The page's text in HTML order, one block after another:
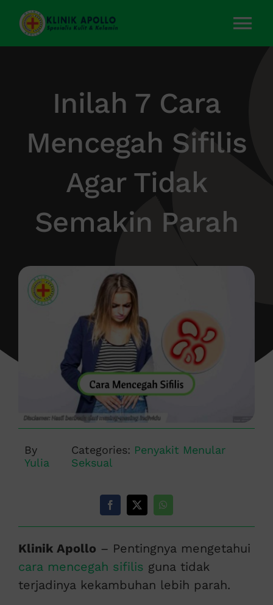
Skip
content
Layanan Kami
Tentang Kami
Kontak Kami
Inilah 7 Cara
Mencegah Sifilis
Agar Tidak
Semakin Parah
By
Yulia
Categories: Penyakit Menular
Seksual
Klinik Apollo – Pentingnya mengetahui
cara mencegah sifilis guna tidak
terjadinya kekambuhan lebih parah.